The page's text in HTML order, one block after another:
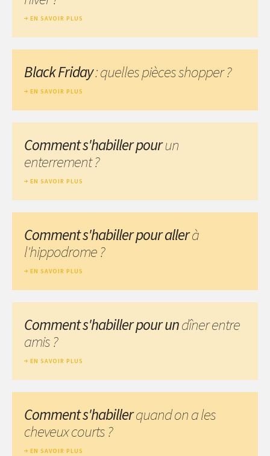
EN SAVOIR PLUS
Black Friday: quelles pièces shopper ?
EN SAVOIR PLUS
Comment s'habiller pourun
enterrement ?
EN SAVOIR PLUS
Comment s'habiller pour allerà
l'hippodrome ?
EN SAVOIR PLUS
Comment s'habiller pour undîner entre
amis ?
EN SAVOIR PLUS
Comment s'habillerquand on a les
cheveux courts ?
EN SAVOIR PLUS